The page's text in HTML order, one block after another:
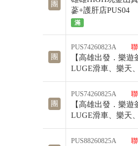
團
蔘+護肝店PUS04
滿
團
PUS74260823A
【高雄出發．樂
LUGE滑車、樂天
團
PUS74260825A
【高雄出發．樂
LUGE滑車、樂天
PUS88260825A